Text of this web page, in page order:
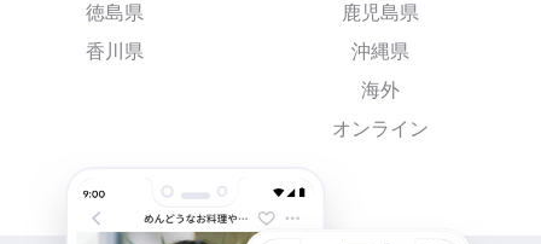
徳島県
香川県
鹿児島県
沖縄県
海外
オンライン